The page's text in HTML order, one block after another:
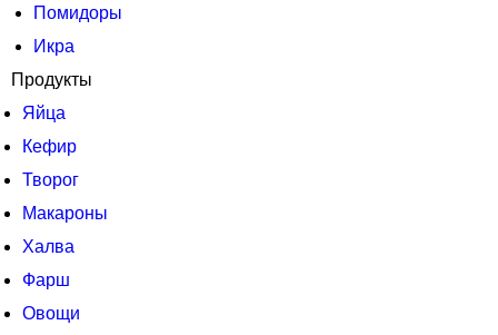
Помидоры
Икра
Продукты
Яйца
Кефир
Творог
Макароны
Халва
Фарш
Овощи